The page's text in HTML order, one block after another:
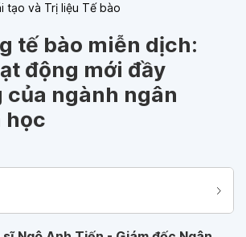
tạo và Trị liệu Tế bào
tế bào miễn dịch:
động mới đầy
của ngành ngân
học